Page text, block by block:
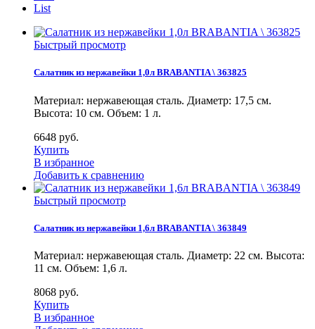
List
Быстрый просмотр
Салатник из нержавейки 1,0л BRABANTIA \ 363825
Материал: нержавеющая сталь. Диаметр: 17,5 см.
Высота: 10 см. Объем: 1 л.
6648 руб.
Купить
В избранное
Добавить к сравнению
Быстрый просмотр
Салатник из нержавейки 1,6л BRABANTIA \ 363849
Материал: нержавеющая сталь. Диаметр: 22 см. Высота:
11 см. Объем: 1,6 л.
8068 руб.
Купить
В избранное